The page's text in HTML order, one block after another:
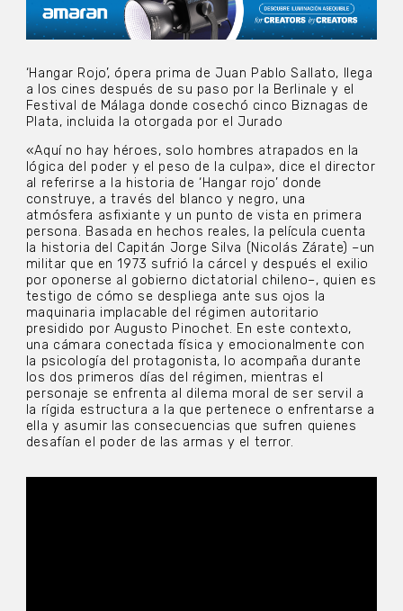
‘Hangar Rojo’, ópera prima de Juan Pablo Sallato, llega
a los cines después de su paso por la Berlinale y el
Festival de Málaga donde cosechó cinco Biznagas de
Plata, incluida la otorgada por el Jurado
«Aquí no hay héroes, solo hombres atrapados en la
lógica del poder y el peso de la culpa», dice el director
al referirse a la historia de ‘Hangar rojo’ donde
construye, a través del blanco y negro, una
atmósfera asfixiante y un punto de vista en primera
persona. Basada en hechos reales, la película cuenta
la historia del Capitán Jorge Silva (Nicolás Zárate) –un
militar que en 1973 sufrió la cárcel y después el exilio
por oponerse al gobierno dictatorial chileno–, quien es
testigo de cómo se despliega ante sus ojos la
maquinaria implacable del régimen autoritario
presidido por Augusto Pinochet. En este contexto,
una cámara conectada física y emocionalmente con
la psicología del protagonista, lo acompaña durante
los dos primeros días del régimen, mientras el
personaje se enfrenta al dilema moral de ser servil a
la rígida estructura a la que pertenece o enfrentarse a
ella y asumir las consecuencias que sufren quienes
desafían el poder de las armas y el terror.